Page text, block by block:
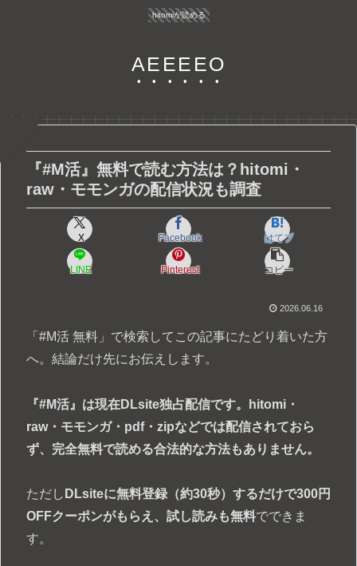
hitomiが読める
AEEEEO
『#M活』無料で読む方法は？hitomi・
raw・モモンガの配信状況も調査
X Facebook はてブ
LINE Pinterest コピー
2026.06.16
「#M活 無料」で検索してこの記事にたどり着いた方
へ。結論だけ先にお伝えします。
『#M活』は現在DLsite独占配信です。hitomi・
raw・モモンガ・pdf・zipなどでは配信されておら
ず、完全無料で読める合法的な方法もありません。
ただし DLsiteに無料登録（約30秒）するだけで300円
OFFクーポンがもらえ、試し読みも無料でできま
す。